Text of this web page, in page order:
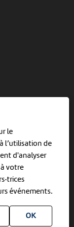
le
l’utilisation de
d'analyser
à votre
événements.
TON FLIP-BOOK
mar 11 août
Neuchâtel